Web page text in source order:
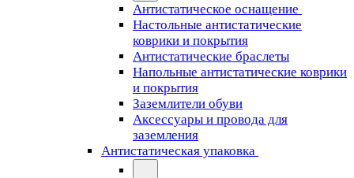
Антистатическое оснащение
Настольные антистатические
коврики и покрытия
Антистатические браслеты
Напольные антистатические коврики
и покрытия
Заземлители обуви
Аксессуары и провода для
заземления
Антистатическая упаковка